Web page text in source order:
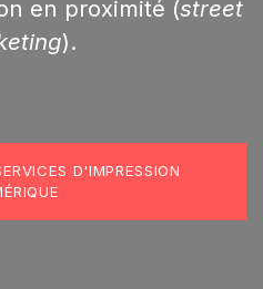
en proximité (street
).
D'IMPRESSION